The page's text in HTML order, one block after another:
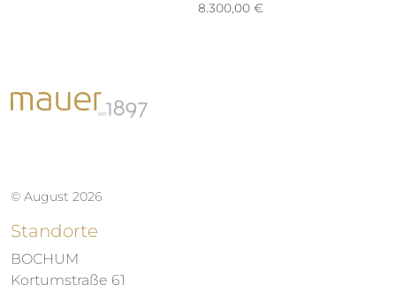
8.300,00 €
© August 2026
Standorte
BOCHUM
Kortumstraße 61